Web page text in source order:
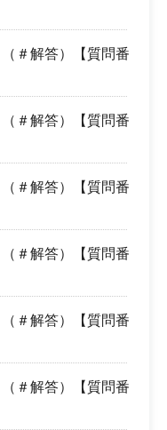
＃解答）【質問番
＃解答）【質問番
＃解答）【質問番
＃解答）【質問番
＃解答）【質問番
＃解答）【質問番